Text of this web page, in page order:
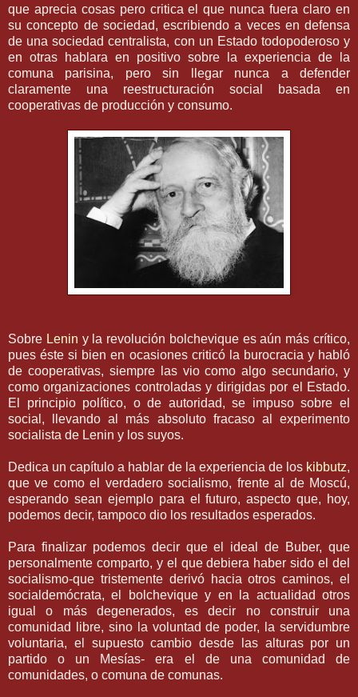
que aprecia cosas pero critica el que nunca fuera claro en
su concepto de sociedad, escribiendo a veces en defensa
de una sociedad centralista, con un Estado todopoderoso y
en otras hablara en positivo sobre la experiencia de la
comuna parisina, pero sin llegar nunca a defender
claramente una reestructuración social basada en
cooperativas de producción y consumo.
Sobre Lenin y la revolución bolchevique es aún más crítico,
pues éste si bien en ocasiones criticó la burocracia y habló
de cooperativas, siempre las vio como algo secundario, y
como organizaciones controladas y dirigidas por el Estado.
El principio político, o de autoridad, se impuso sobre el
social, llevando al más absoluto fracaso al experimento
socialista de Lenin y los suyos.
Dedica un capítulo a hablar de la experiencia de los kibbutz,
que ve como el verdadero socialismo, frente al de Moscú,
esperando sean ejemplo para el futuro, aspecto que, hoy,
podemos decir, tampoco dio los resultados esperados.
Para finalizar podemos decir que el ideal de Buber, que
personalmente comparto, y el que debiera haber sido el del
socialismo-que tristemente derivó hacia otros caminos, el
socialdemócrata, el bolchevique y en la actualidad otros
igual o más degenerados, es decir no construir una
comunidad libre, sino la voluntad de poder, la servidumbre
voluntaria, el supuesto cambio desde las alturas por un
partido o un Mesías- era el de una comunidad de
comunidades, o comuna de comunas.